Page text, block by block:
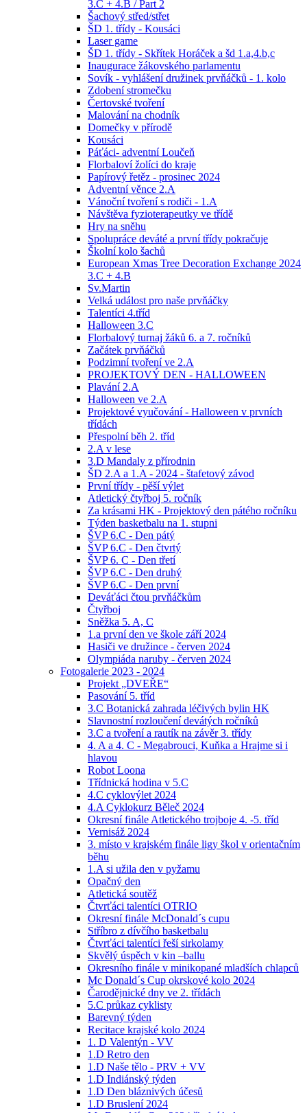
3.C + 4.B / Part 2
Šachový střed/střet
ŠD 1. třídy - Kousáci
Laser game
ŠD 1. třídy - Skřítek Horáček a šd 1.a,4.b,c
Inaugurace žákovského parlamentu
Sovík - vyhlášení družinek prvňáčků - 1. kolo
Zdobení stromečku
Čertovské tvoření
Malování na chodník
Domečky v přírodě
Kousáci
Páťáci- adventní Loučeň
Florbaloví žolíci do kraje
Papírový řetěz - prosinec 2024
Adventní věnce 2.A
Vánoční tvoření s rodiči - 1.A
Návštěva fyzioterapeutky ve třídě
Hry na sněhu
Spolupráce deváté a první třídy pokračuje
Školní kolo šachů
European Xmas Tree Decoration Exchange 2024
3.C + 4.B
Sv.Martin
Velká událost pro naše prvňáčky
Talentíci 4.tříd
Halloween 3.C
Florbalový turnaj žáků 6. a 7. ročníků
Začátek prvňáčků
Podzimní tvoření ve 2.A
PROJEKTOVÝ DEN - HALLOWEEN
Plavání 2.A
Halloween ve 2.A
Projektové vyučování - Halloween v prvních
třídách
Přespolní běh 2. tříd
2.A v lese
3.D Mandaly z přírodnin
ŠD 2.A a 1.A - 2024 - štafetový závod
První třídy - pěší výlet
Atletický čtyřboj 5. ročník
Za krásami HK - Projektový den pátého ročníku
Týden basketbalu na 1. stupni
ŠVP 6.C - Den pátý
ŠVP 6.C - Den čtvrtý
ŠVP 6. C - Den třetí
ŠVP 6.C - Den druhý
ŠVP 6.C - Den první
Deváťáci čtou prvňáčkům
Čtyřboj
Sněžka 5. A, C
1.a první den ve škole září 2024
Hasiči ve družince - červen 2024
Olympiáda naruby - červen 2024
Fotogalerie 2023 - 2024
Projekt „DVEŘE“
Pasování 5. tříd
3.C Botanická zahrada léčivých bylin HK
Slavnostní rozloučení devátých ročníků
3.C a tvoření a rautík na závěr 3. třídy
4. A a 4. C - Megabrouci, Kuňka a Hrajme si i
hlavou
Robot Loona
Třídnická hodina v 5.C
4.C cyklovýlet 2024
4.A Cyklokurz Běleč 2024
Okresní finále Atletického trojboje 4. -5. tříd
Vernisáž 2024
3. místo v krajském finále ligy škol v orientačním
běhu
1.A si užila den v pyžamu
Opačný den
Atletická soutěž
Čtvrťáci talentíci OTRIO
Okresní finále McDonald´s cupu
Stříbro z dívčího basketbalu
Čtvrťáci talentíci řeší sirkolamy
Skvělý úspěch v kin –ballu
Okresního finále v minikopané mladších chlapců
Mc Donald´s Cup okrskové kolo 2024
Čarodějnické dny ve 2. třídách
5.C průkaz cyklisty
Barevný týden
Recitace krajské kolo 2024
1. D Valentýn - VV
1.D Retro den
1.D Naše tělo - PRV + VV
1.D Indiánský týden
1.D Den bláznivých účesů
1.D Bruslení 2024